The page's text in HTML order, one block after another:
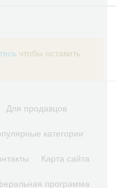
чтобы оставить
Для продавцов
категории
Карта сайта
программа